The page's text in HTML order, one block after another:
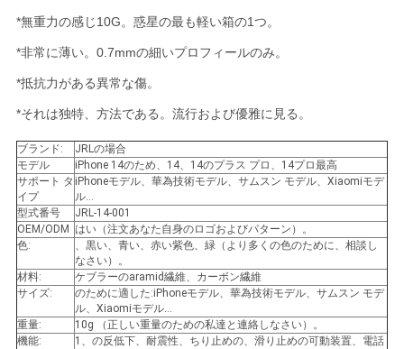
ニ
ュ
ー
ス
ケ
ー
ス
NEWS
*無重力の感じ10G。惑星の最も軽い箱の1つ。
*非常に薄い。0.7mmの細いプロフィールのみ。
*抵抗力がある異常な傷。
*それは独特、方法である。流行および優雅に見る。
ブランド:
JRLの場合
モデル
iPhone 14のため、14、14のプラス プロ、14プロ最高
サポート タ
イプ
iPhoneモデル、華為技術モデル、サムスン モデル、Xiaomiモデ
ル…
型式番号
JRL-14-001
OEM/ODM はい（注文あなた自身のロゴおよびパターン）。
色:
、黒い、青い、赤い紫色、緑（より多くの色のために、相談し
なさい）。
材料:
ケブラーのaramid繊維、カーボン繊維
サイズ:
のために適した:iPhoneモデル、華為技術モデル、サムスン モデ
ル、Xiaomiモデル…
重量:
10g （正しい重量のための私達と連絡しなさい）。
機能:
1、の反低下、耐震性、ちり止めの、滑り止めの可動装置、電話